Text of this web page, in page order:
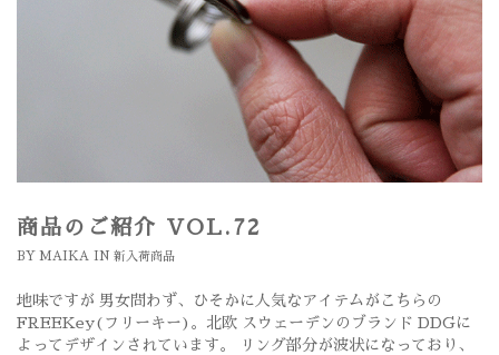
商品のご紹介 VOL.72
BY MAIKA IN 新入荷商品
地味ですが 男女問わず、ひそかに人気なアイテムがこちらの
FREEKey(フリーキー)。北欧 スウェーデンのブランド DDGに
よってデザインされています。 リング部分が波状になっており、